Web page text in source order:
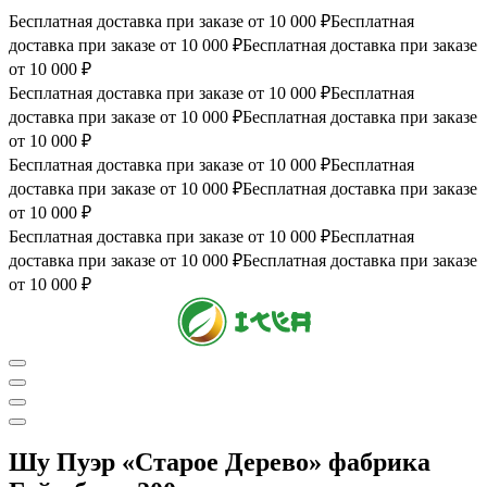
Бесплатная доставка при заказе от 10 000 ₽Бесплатная
доставка при заказе от 10 000 ₽Бесплатная доставка при заказе
от 10 000 ₽
Бесплатная доставка при заказе от 10 000 ₽Бесплатная
доставка при заказе от 10 000 ₽Бесплатная доставка при заказе
от 10 000 ₽
Бесплатная доставка при заказе от 10 000 ₽Бесплатная
доставка при заказе от 10 000 ₽Бесплатная доставка при заказе
от 10 000 ₽
Бесплатная доставка при заказе от 10 000 ₽Бесплатная
доставка при заказе от 10 000 ₽Бесплатная доставка при заказе
от 10 000 ₽
Шу Пуэр «Старое Дерево» фабрика
0
1
2